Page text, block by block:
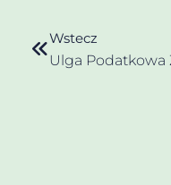
Wstecz